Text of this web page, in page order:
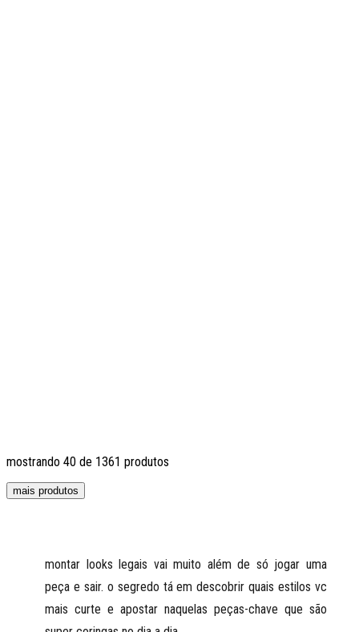
mostrando 40 de 1361 produtos
mais produtos
montar looks legais vai muito além de só jogar uma
peça e sair. o segredo tá em descobrir quais estilos vc
mais curte e apostar naquelas peças-chave que são